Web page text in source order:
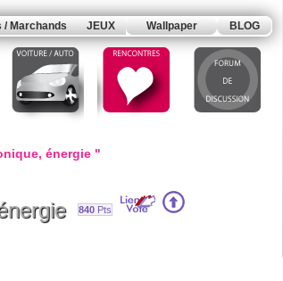
/ Marchands JEUX Wallpaper BLOG
énergie "
840 Pts